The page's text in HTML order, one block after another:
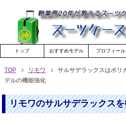
トップ おすすめモデル プロフィール
TOP リモワ
サルサデラックスはポリ
デルの機能強化
リモワのサルサデラックス